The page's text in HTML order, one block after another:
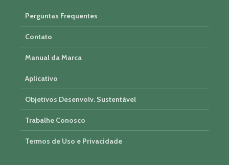
Perguntas Frequentes
Contato
Manual da Marca
Aplicativo
Objetivos Desenvolv. Sustentável
Trabalhe Conosco
Termos de Uso e Privacidade